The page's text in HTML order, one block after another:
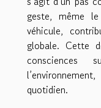
geste, même
véhicule,
globale. Cette
consciences
quotidien.